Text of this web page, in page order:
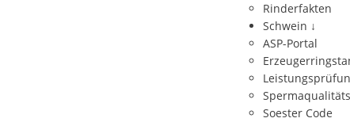
Rinderfakten
Schwein ↓
ASP-Portal
Soester Code